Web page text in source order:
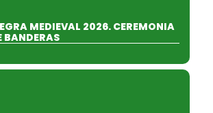
MEDIEVAL 2026. CEREMONIA
BANDERAS